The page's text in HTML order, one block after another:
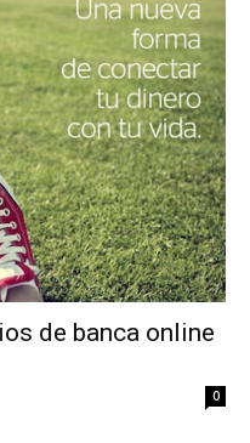
de banca online
0